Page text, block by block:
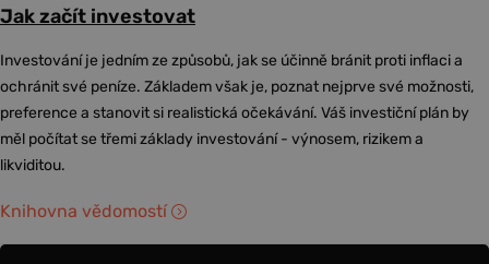
Jak začít investovat
Investování je jedním ze způsobů, jak se účinně bránit proti inflaci a
ochránit své peníze. Základem však je, poznat nejprve své možnosti,
preference a stanovit si realistická očekávání. Váš investiční plán by
měl počítat se třemi základy investování - výnosem, rizikem a
likviditou.
Knihovna vědomostí